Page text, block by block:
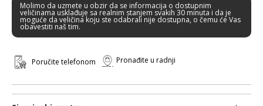
Molimo da uzmete u obzir da se informacija o dostupnim
veličinama usklađuje sa realnim stanjem svakih 30 minuta i da je
moguće da veličina koju ste odabrali nije dostupna, o čemu će Vas
obavestiti naš tim.
Poručite telefonom Pronađite u radnji